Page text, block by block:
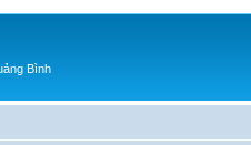
Bình